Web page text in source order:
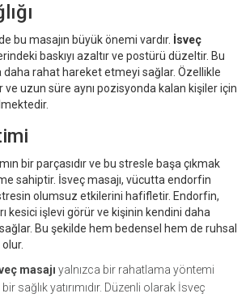
bu masajın büyük önemi vardır. İsveç
baskıyı azaltır ve postürü düzeltir. Bu
daha rahat hareket etmeyi sağlar. Özellikle
ve uzun süre aynı pozisyonda kalan kişiler için
bir parçasıdır ve bu stresle başa çıkmak
sahiptir. İsveç masajı, vücutta endorfin
stresin olumsuz etkilerini hafifletir. Endorfin,
kesici işlevi görür ve kişinin kendini daha
Bu şekilde hem bedensel hem de ruhsal
masajı yalnızca bir rahatlama yöntemi
sağlık yatırımıdır. Düzenli olarak İsveç